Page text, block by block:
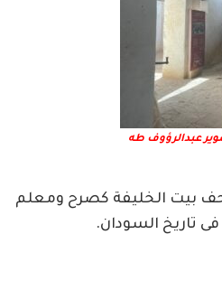
عبدالرؤوف طه
بيت الخليفة كصرح ومعلم
تاريخ السودان.